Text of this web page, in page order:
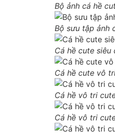
Bộ ảnh cá hề
Bộ sưu tập ảnh
Cá hề cute
Cá hề cute vô
Cá hề vô tri
Cá hề vô tri